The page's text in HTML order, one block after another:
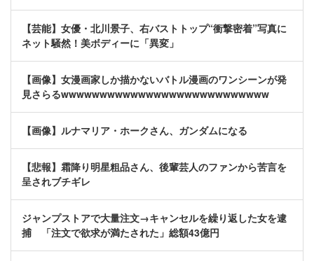
【芸能】女優・北川景子、右バストトップ“衝撃密着”写真に
ネット騒然！美ボディーに「異変」
【画像】女漫画家しか描かないバトル漫画のワンシーンが発
見さらるwwwwwwwwwwwwwwwwwwwwwwwwwww
【画像】ルナマリア・ホークさん、ガンダムになる
【悲報】霜降り明星粗品さん、後輩芸人のファンから苦言を
呈されブチギレ
ジャンプストアで大量注文→キャンセルを繰り返した女を逮
捕 「注文で欲求が満たされた」総額43億円